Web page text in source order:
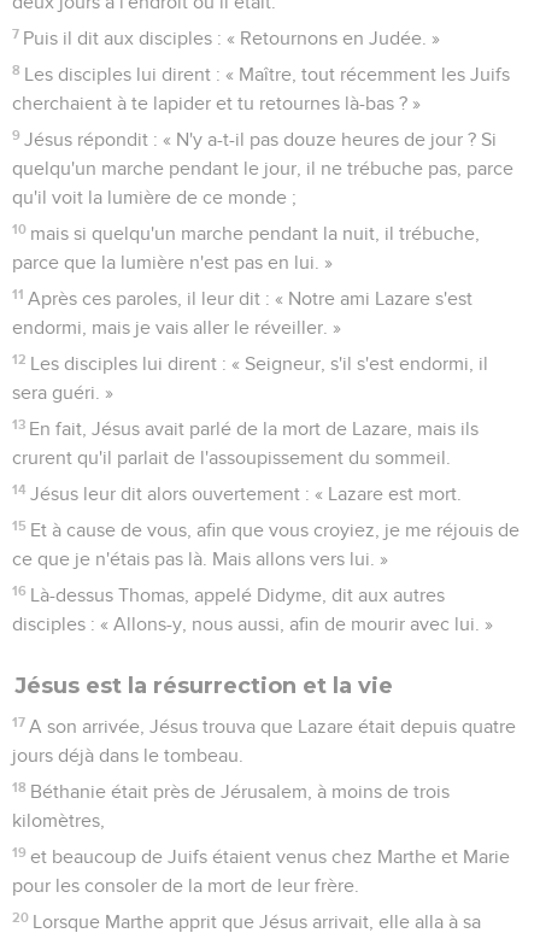
7 Puis il dit aux disciples : « Retournons en Judée. »
8 Les disciples lui dirent : « Maître, tout récemment les Juifs
cherchaient à te lapider et tu retournes là-bas ? »
9 Jésus répondit : « N'y a-t-il pas douze heures de jour ? Si
quelqu'un marche pendant le jour, il ne trébuche pas, parce
qu'il voit la lumière de ce monde ;
10 mais si quelqu'un marche pendant la nuit, il trébuche,
parce que la lumière n'est pas en lui. »
11 Après ces paroles, il leur dit : « Notre ami Lazare s'est
endormi, mais je vais aller le réveiller. »
12 Les disciples lui dirent : « Seigneur, s'il s'est endormi, il
sera guéri. »
13 En fait, Jésus avait parlé de la mort de Lazare, mais ils
crurent qu'il parlait de l'assoupissement du sommeil.
14 Jésus leur dit alors ouvertement : « Lazare est mort.
15 Et à cause de vous, afin que vous croyiez, je me réjouis de
ce que je n'étais pas là. Mais allons vers lui. »
16 Là-dessus Thomas, appelé Didyme, dit aux autres
disciples : « Allons-y, nous aussi, afin de mourir avec lui. »
Jésus est la résurrection et la vie
17 A son arrivée, Jésus trouva que Lazare était depuis quatre
jours déjà dans le tombeau.
18 Béthanie était près de Jérusalem, à moins de trois
kilomètres,
19 et beaucoup de Juifs étaient venus chez Marthe et Marie
pour les consoler de la mort de leur frère.
20 Lorsque Marthe apprit que Jésus arrivait, elle alla à sa